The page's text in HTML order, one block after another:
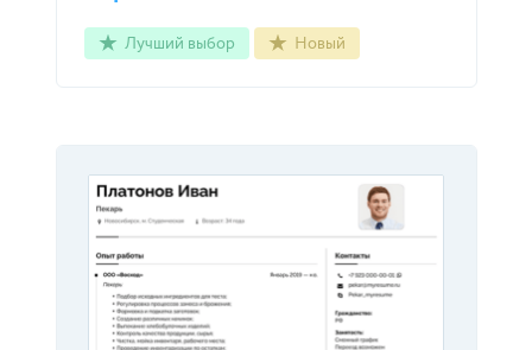
Лучший выбор Новый